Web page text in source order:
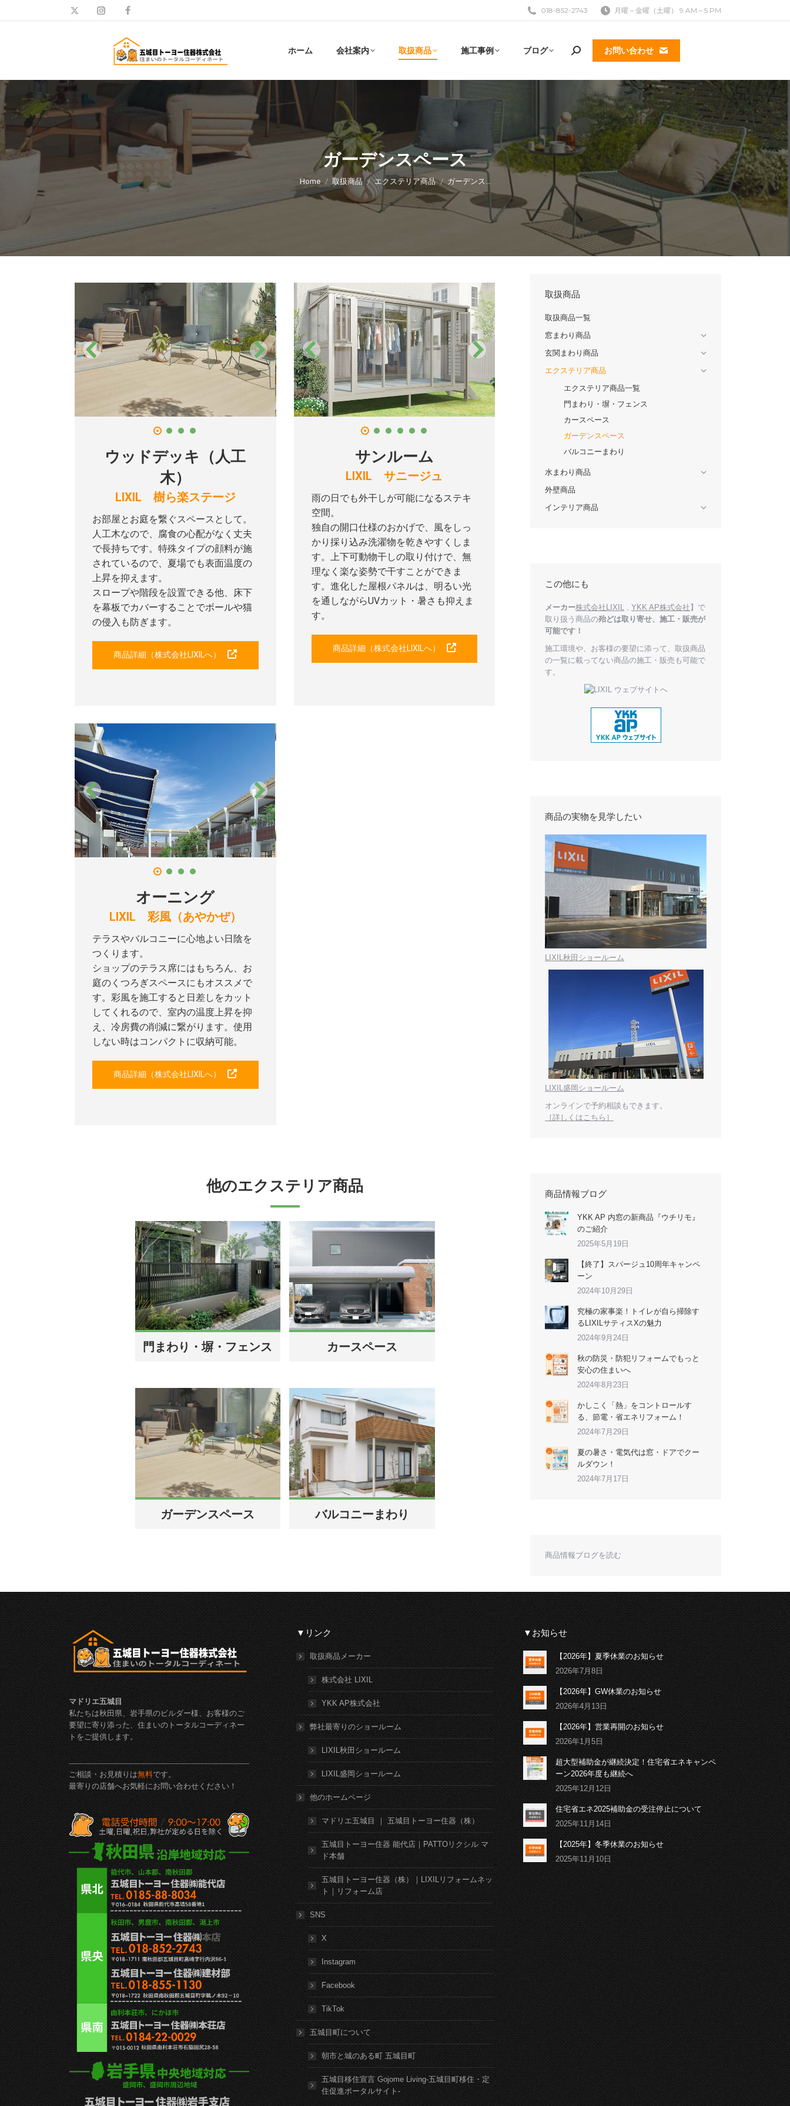
018-852-2743 月曜 – 金曜（土曜） 9 AM – 5 PM
ホーム 会社案内 取扱商品 施工事例 ブログ
検
お問い合わせ
ガーデンスペース
現在地:
Home 取扱商品 エクステリア商品 ガーデンス…
ウッドデッキ（人工
木）
LIXIL 樹ら楽ステージ
お部屋とお庭を繋ぐスペースとして。
人工木なので、腐食の心配がなく丈夫
で長持ちです。特殊タイプの顔料が施
されているので、夏場でも表面温度の
上昇を抑えます。
スロープや階段を設置できる他、床下
を幕板でカバーすることでボールや猫
の侵入も防ぎます。
商品詳細（株式会社LIXILへ）
サンルーム
LIXIL サニージュ
雨の日でも外干しが可能になるステキ
空間。
独自の開口仕様のおかげで、風をしっ
かり採り込み洗濯物を乾きやすくしま
す。上下可動物干しの取り付けで、無
理なく楽な姿勢で干すことができま
す。進化した屋根パネルは、明るい光
を通しながらUVカット・暑さも抑えま
す。
商品詳細（株式会社LIXILへ）
オーニング
LIXIL 彩風（あやかぜ）
テラスやバルコニーに心地よい日陰を
つくります。
ショップのテラス席にはもちろん、お
庭のくつろぎスペースにもオススメで
す。彩風を施工すると日差しをカット
してくれるので、室内の温度上昇を抑
え、冷房費の削減に繋がります。使用
しない時はコンパクトに収納可能。
商品詳細（株式会社LIXILへ）
他のエクステリア商品
門まわり・塀・フェンス カースペース
ガーデンスペース バルコニーまわり
取扱商品
取扱商品一覧
窓まわり商品
玄関まわり商品
エクステリア商品
エクステリア商品一覧
門まわり・塀・フェンス
カースペース
ガーデンスペース
バルコニーまわり
水まわり商品
外壁商品
インテリア商品
この他にも
メーカー株式会社LIXIL , YKK AP株式会社 】で
取り扱う商品の殆どは取り寄せ、施工・販売が
可能です！
施工環境や、お客様の要望に添って、取扱商品
の一覧に載ってない商品の施工・販売も可能で
す。
商品の実物を見学したい
LIXIL秋田ショールーム
LIXIL盛岡ショールーム
オンラインで予約相談もできます。
［詳しくはこちら］
商品情報ブログ
YKK AP 内窓の新商品『ウチリモ』
のご紹介
2025年5月19日
【終了】スパージュ10周年キャンペ
ーン
2024年10月29日
究極の家事楽！トイレが自ら掃除す
るLIXILサティスXの魅力
2024年9月24日
秋の防災・防犯リフォームでもっと
安心の住まいへ
2024年8月23日
かしこく「熱」をコントロールす
る、節電・省エネリフォーム！
2024年7月29日
夏の暑さ・電気代は窓・ドアでクー
ルダウン！
2024年7月17日
商品情報ブログを読む
マドリエ五城目
私たちは秋田県、岩手県のビルダー様、お客様のご
要望に寄り添った、住まいのトータルコーディネー
トをご提供します。
ご相談・お見積りは無料です。
最寄りの店舗へお気軽にお問い合わせください！
▼リンク
取扱商品メーカー
株式会社 LIXIL
YKK AP株式会社
弊社最寄りのショールーム
LIXIL秋田ショールーム
LIXIL盛岡ショールーム
他のホームページ
マドリエ五城目 ｜ 五城目トーヨー住器（株）
五城目トーヨー住器 能代店｜PATTOリクシル マ
ド本舗
五城目トーヨー住器（株）｜LIXILリフォームネッ
ト｜リフォーム店
SNS
X
Instagram
Facebook
TikTok
五城目町について
朝市と城のある町 五城目町
五城目移住宣言 Gojome Living-五城目町移住・定
住促進ポータルサイト-
▼お知らせ
【2026年】夏季休業のお知らせ
2026年7月8日
【2026年】GW休業のお知らせ
2026年4月13日
【2026年】営業再開のお知らせ
2026年1月5日
超大型補助金が継続決定！住宅省エネキャンペ
ーン2026年度も継続へ
2025年12月12日
住宅省エネ2025補助金の受注停止について
2025年11月14日
【2025年】冬季休業のお知らせ
2025年11月10日